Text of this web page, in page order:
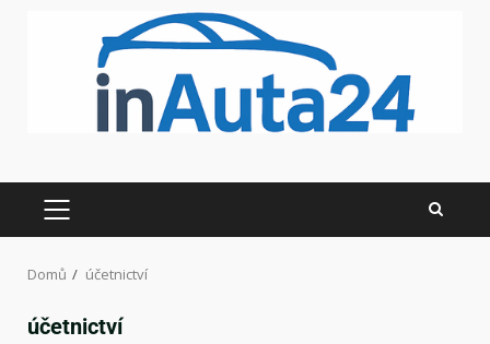
Domů účetnictví
účetnictví